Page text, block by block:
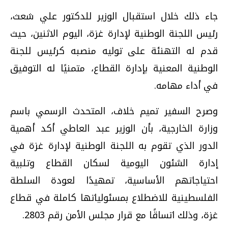
جاء ذلك خلال استقبال الوزير للدكتور علي شعث،
رئيس اللجنة الوطنية لإدارة غزة، اليوم الاثنين، حيث
قدم له التهنئة على توليه منصبه كرئيس للجنة
الوطنية المعنية بإدارة القطاع، متمنيًا له التوفيق
في أداء مهامه.
وصرح السفير تميم خلاف، المتحدث الرسمي باسم
وزارة الخارجية، بأن الوزير عبد العاطي أكد أهمية
الدور الذي تقوم به اللجنة الوطنية لإدارة غزة في
إدارة الشئون اليومية لسكان القطاع وتلبية
احتياجاتهم الأساسية، تمهيدًا لعودة السلطة
الفلسطينية للاضطلاع بمسئولياتها كاملة في قطاع
غزة، وذلك اتساقًا مع قرار مجلس الأمن رقم 2803.